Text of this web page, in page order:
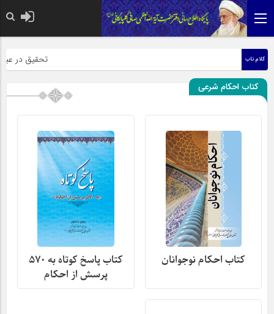
کلام ناب تحقیق در
کتاب احکام شرعی
کتاب احکام نوجوانان
کتاب پاسخ کوتاه به 570
پرسش از احکام